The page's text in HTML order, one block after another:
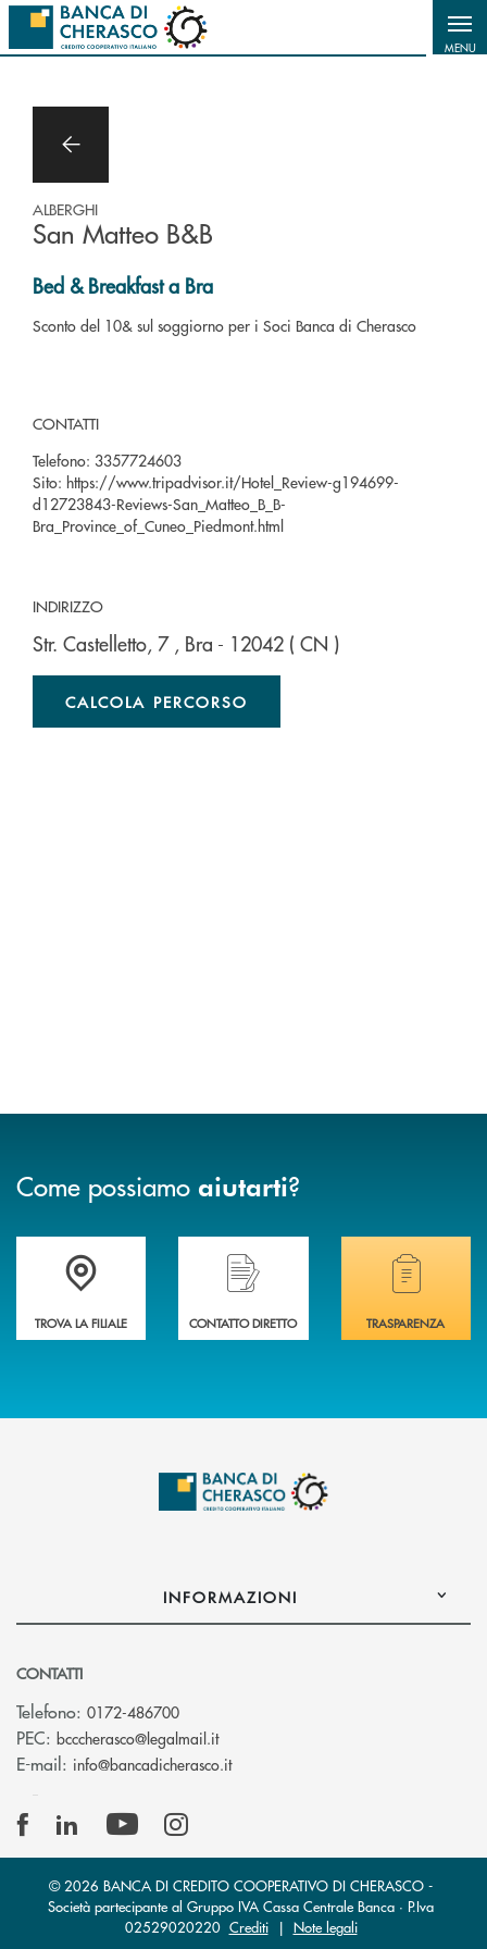
Salta al contenuto principale
MENU
ALBERGHI
San Matteo B&B
Bed & Breakfast a Bra
Sconto del 10& sul soggiorno per i Soci Banca di Cherasco
CONTATTI
Telefono: 3357724603
Sito: https://www.tripadvisor.it/Hotel_Review-g194699-
d12723843-Reviews-San_Matteo_B_B-
Bra_Province_of_Cuneo_Piedmont.html
INDIRIZZO
Str. Castelletto, 7 , Bra - 12042 ( CN )
CALCOLA PERCORSO
Come possiamo aiutarti?
Accedi all' elenco completo delle filiali .
TROVA LA FILIALE
Hai bisogno di assistenza immediata?
CONTATTO DIRETTO
Hai bisogno di
TRASPARENZA
INFORMAZIONI
CONTATTI
Telefono: 0172-486700
PEC: bcccherasco@legalmail.it(si apre l’app di posta elettronica)
E-mail: info@bancadicherasco.it(si apre l’app di posta elettronica)
© 2026 BANCA DI CREDITO COOPERATIVO DI CHERASCO -
Società partecipante al Gruppo IVA Cassa Centrale Banca · P.Iva
02529020220 Crediti| Note legali